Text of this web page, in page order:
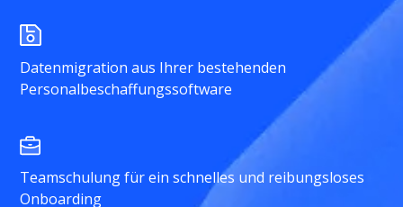
Datenmigration aus Ihrer bestehenden
Personalbeschaffungssoftware
Teamschulung für ein schnelles und reibungsloses
Onboarding